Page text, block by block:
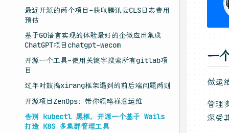
最近开源的两个项目-获取腾讯云CLS日志费用
预估
基于GO语言实现的体验最好的企微应用集成
ChatGPT项目chatgpt-wecom
开源一个工具-使用关键字搜索所有gitlab项
目
过年时鼓捣xirang框架遇到的前后端问题两则
开源项目ZenOps：带你领略禅意运维
告别 kubectl 黑框，开源一个基于 Wails
打造 K8S 多集群管理工具
一
做运
管理
深受